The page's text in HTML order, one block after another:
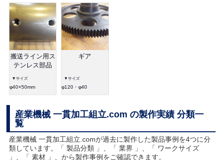
搬送ライン用ス
テンレス部品
▼サイズ
φ40×50mm
ギア
▼サイズ
φ120・φ40
産業機械 一貫加工組立.com の製作実績 分類一
覧
産業機械 一貫加工組立.comが過去に製作した製品事例を4つに分
類しています。「 製品分類 」、「 業界 」、「 ワークサイズ
」、「 素材 」、から製作事例をご確認できます。